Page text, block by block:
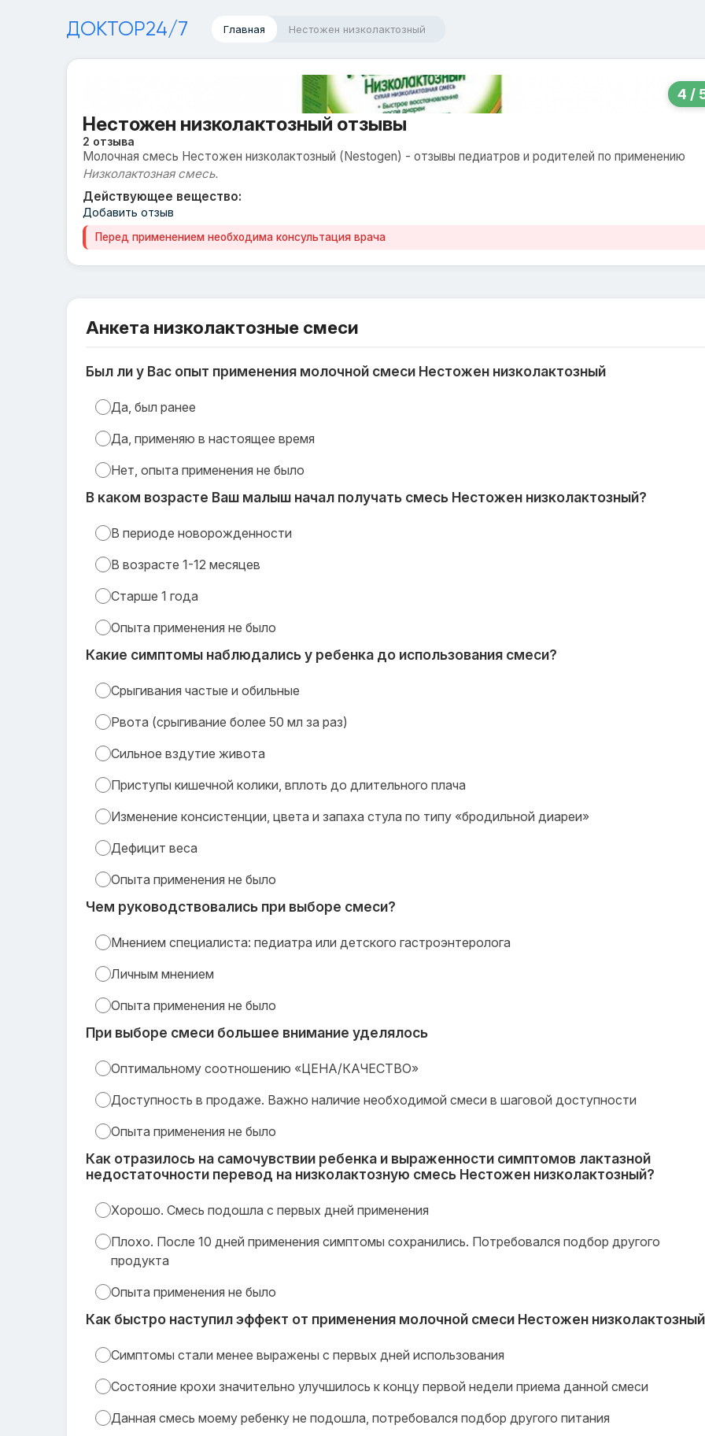
ДОКТОР24/7 Главная Нестожен низколактозный
4 /
Нестожен низколактозный отзывы
2 отзыва
Молочная смесь Нестожен низколактозный (Nestogen) - отзывы педиатров и родителей по применению
Низколактозная смесь.
Действующее вещество:
Добавить отзыв
Перед применением необходима консультация врача
Анкета низколактозные смеси
Был ли у Вас опыт применения молочной смеси Нестожен низколактозный
Да, был ранее
Да, применяю в настоящее время
Нет, опыта применения не было
В каком возрасте Ваш малыш начал получать смесь Нестожен низколактозный?
В периоде новорожденности
В возрасте 1-12 месяцев
Старше 1 года
Опыта применения не было
Какие симптомы наблюдались у ребенка до использования смеси?
Срыгивания частые и обильные
Рвота (срыгивание более 50 мл за раз)
Сильное вздутие живота
Приступы кишечной колики, вплоть до длительного плача
Изменение консистенции, цвета и запаха стула по типу «бродильной диареи»
Дефицит веса
Опыта применения не было
Чем руководствовались при выборе смеси?
Мнением специалиста: педиатра или детского гастроэнтеролога
Личным мнением
Опыта применения не было
При выборе смеси большее внимание уделялось
Оптимальному соотношению «ЦЕНА/КАЧЕСТВО»
Доступность в продаже. Важно наличие необходимой смеси в шаговой доступности
Опыта применения не было
Как отразилось на самочувствии ребенка и выраженности симптомов лактазной
недостаточности перевод на низколактозную смесь Нестожен низколактозный?
Хорошо. Смесь подошла с первых дней применения
Плохо. После 10 дней применения симптомы сохранились. Потребовался подбор другого
продукта
Опыта применения не было
Как быстро наступил эффект от применения молочной смеси Нестожен
Симптомы стали менее выражены с первых дней использования
Состояние крохи значительно улучшилось к концу первой недели приема данной смеси
Данная смесь моему ребенку не подошла, потребовался подбор другого питания